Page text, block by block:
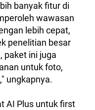
banyak fitur di
wawasan
lebih cepat,
penelitian besar
paket ini juga
untuk foto,
ungkapnya.
AI Plus untuk first